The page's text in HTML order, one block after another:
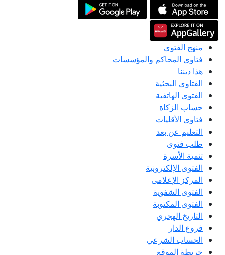
منهج الفتوى
فتاوى المحاكم والمؤسسات
هذا ديننا
الفتاوى البحثية
الفتوى الهاتفية
حساب الزكاة
فتاوى الأقليات
التعليم عن بعد
طلب فتوى
تنمية الأسرة
الفتوى الإلكترونية
المركز الإعلامى
الفتوى الشفوية
الفتوى المكتوبة
التاريخ الهجري
فروع الدار
الحساب الشرعي
خريطة الموقع